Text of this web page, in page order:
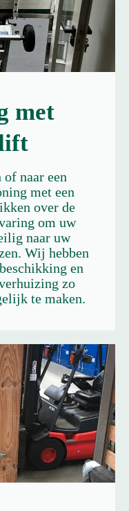
met
naar een
met een
over de
om uw
naar uw
Wij hebben
en
zo
te maken.